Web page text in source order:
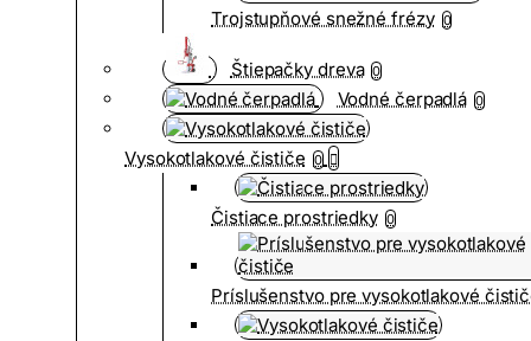
Trojstupňové snežné frézy 0
Štiepačky dreva 0
Vodné čerpadlá 0
Vysokotlakové čističe 0
Čistiace prostriedky 0
Príslušenstvo pre vysokotlakové